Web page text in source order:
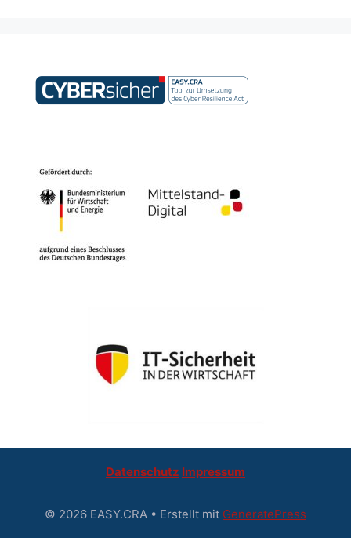
Datenschutz Impressum
© 2026 EASY.CRA • Erstellt mit GeneratePress